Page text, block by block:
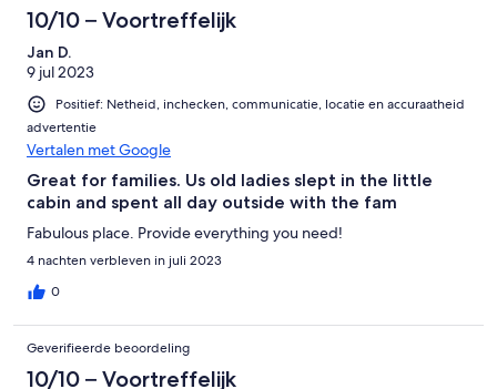
10/10 – Voortreffelijk
Jan D.
9 jul 2023
Positief: Netheid, inchecken, communicatie, locatie en accuraatheid
advertentie
Vertalen met Google
Great for families. Us old ladies slept in the little
cabin and spent all day outside with the fam
Fabulous place. Provide everything you need!
4 nachten verbleven in juli 2023
0
Geverifieerde beoordeling
10/10 – Voortreffelijk